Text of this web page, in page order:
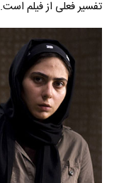
تفسیر فعلی از فیلم است.